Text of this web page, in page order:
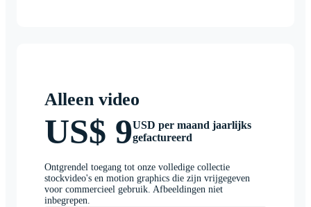
Alleen video
US$ 9USD per maand jaarlijks
gefactureerd
Ontgrendel toegang tot onze volledige collectie
stockvideo's en motion graphics die zijn vrijgegeven
voor commercieel gebruik. Afbeeldingen niet
inbegrepen.